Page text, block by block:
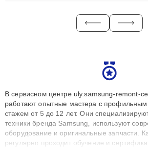
В сервисном центре uly.samsung-remont-
работают опытные мастера с
стажем от 5 до 12 лет. Они
техники бренда Samsung, используют
оборудование и оригинальные запчасти.
регулярно проходит обучение и